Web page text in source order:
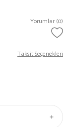
Yorumlar (0)
Taksit Seçenekleri